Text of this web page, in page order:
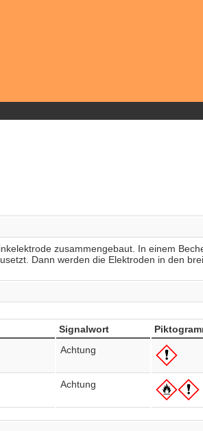
zusammengebaut. In einem
Dann werden die Elektroden in den
Signalwort
Achtung
Achtung